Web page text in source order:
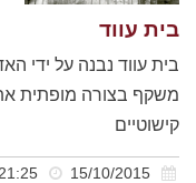
בית עווד
משקף בצורה מופתית
קישוטיים